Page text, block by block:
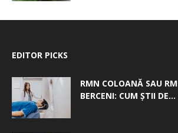
EDITOR PICKS
RMN COLOANĂ SAU
BERCENI: CUM ȘTII DE...